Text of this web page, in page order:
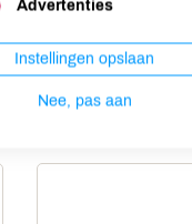
Advertenties
Instellingen opslaan
Nee, pas aan